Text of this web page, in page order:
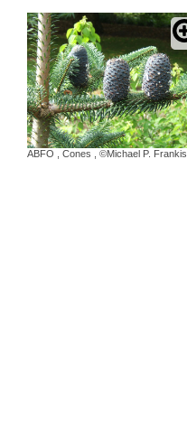
ABFO Cones ©Michael P. Frankis